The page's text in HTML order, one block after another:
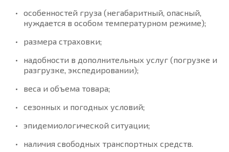
особенностей груза (негабаритный, опасный,
нуждается в особом температурном режиме);
размера страховки;
надобности в дополнительных услуг (погрузке и
разгрузке, экспедировании);
веса и объема товара;
сезонных и погодных условий;
эпидемиологической ситуации;
наличия свободных транспортных средств.